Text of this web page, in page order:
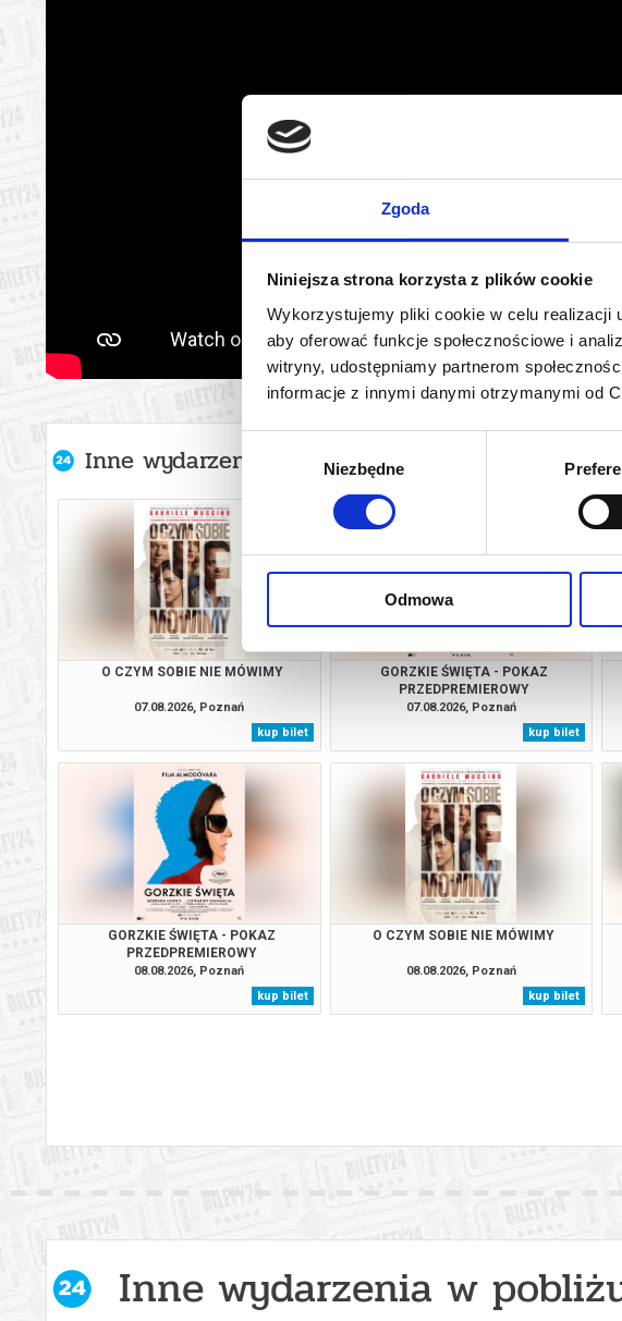
Zgoda
Niniejsza strona korzysta z plików cookie
Wykorzystujemy pliki cookie w celu realizacji
aby oferować funkcje społecznościowe i
witryny, udostępniamy partnerom
informacje z innymi danymi otrzymanymi od
Niezbędne
Odmowa
Inne wydarzenia organizatora
O CZYM SOBIE NIE MÓWIMY
07.08.2026, Poznań
kup bilet
GORZKIE ŚWIĘTA - POKAZ
PRZEDPREMIEROWY
07.08.2026, Poznań
kup bilet
GORZKIE ŚWIĘTA - POKAZ
PRZEDPREMIEROWY
08.08.2026, Poznań
kup bilet
O CZYM SOBIE NIE MÓWIMY
08.08.2026, Poznań
kup bilet
Inne wydarzenia w